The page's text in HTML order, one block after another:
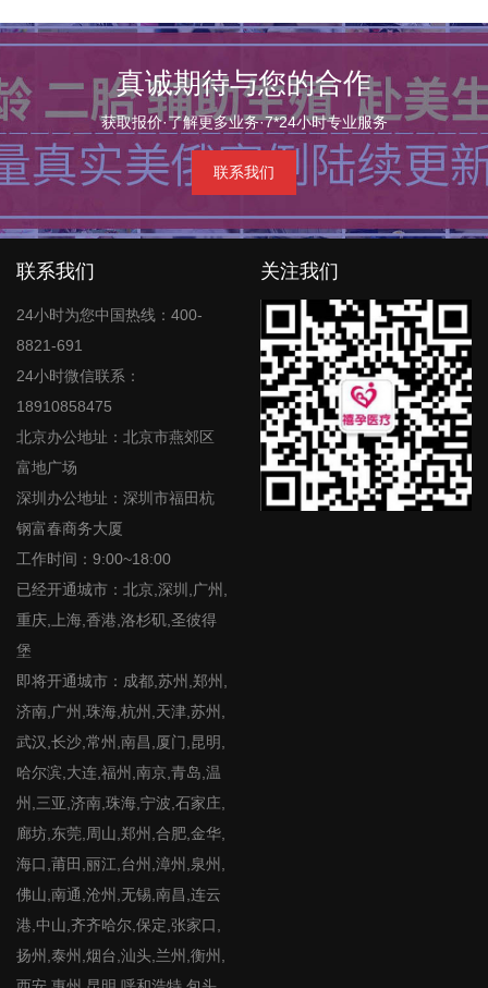
真诚期待与您的合作
获取报价·了解更多业务·7*24小时专业服务
联系我们
联系我们
24小时为您中国热线：400-
8821-691
24小时微信联系：
18910858475
北京办公地址：北京市燕郊区
富地广场
深圳办公地址：深圳市福田杭
钢富春商务大厦
工作时间：9:00~18:00
已经开通城市：北京,深圳,广州,
重庆,上海,香港,洛杉矶,圣彼得
堡
即将开通城市：成都,苏州,郑州,
济南,广州,珠海,杭州,天津,苏州,
武汉,长沙,常州,南昌,厦门,昆明,
哈尔滨,大连,福州,南京,青岛,温
州,三亚,济南,珠海,宁波,石家庄,
廊坊,东莞,周山,郑州,合肥,金华,
海口,莆田,丽江,台州,漳州,泉州,
佛山,南通,沧州,无锡,南昌,连云
港,中山,齐齐哈尔,保定,张家口,
扬州,泰州,烟台,汕头,兰州,衡州,
关注我们